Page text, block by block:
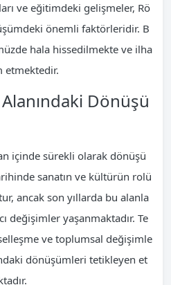
ve eğitimdeki gelişmeler, Rö
önemli faktörleridir. B
hala hissedilmekte ve ilha
etmektedir.
Dönüşü
içinde sürekli olarak dönüşü
sanatın ve kültürün rolü
ancak son yıllarda bu alanla
değişimler yaşanmaktadır. Te
ve toplumsal değişimle
dönüşümleri tetikleyen et